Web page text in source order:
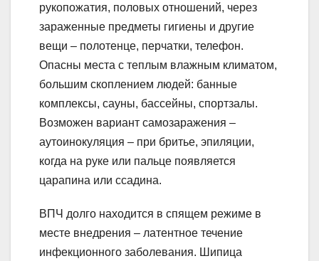
рукопожатия, половых отношений, через
зараженные предметы гигиены и другие
вещи – полотенце, перчатки, телефон.
Опасны места с теплым влажным климатом,
большим скоплением людей: банные
комплексы, сауны, бассейны, спортзалы.
Возможен вариант самозаражения –
аутоинокуляция – при бритье, эпиляции,
когда на руке или пальце появляется
царапина или ссадина.
ВПЧ долго находится в спящем режиме в
месте внедрения – латентное течение
инфекционного заболевания. Шипица